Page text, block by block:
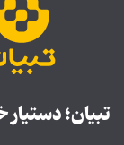
تبیان؛ دستیار